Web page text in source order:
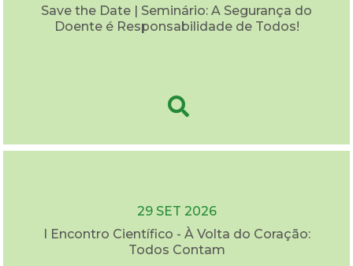
Save the Date | Seminário: A Segurança do
Doente é Responsabilidade de Todos!
29 SET 2026
I Encontro Científico - À Volta do Coração:
Todos Contam